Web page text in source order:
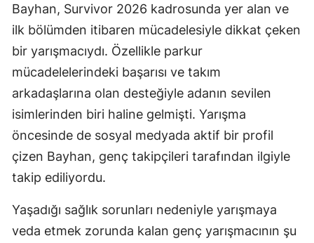
Bayhan, Survivor 2026 kadrosunda yer alan ve
ilk bölümden itibaren mücadelesiyle dikkat çeken
bir yarışmacıydı. Özellikle parkur
mücadelelerindeki başarısı ve takım
arkadaşlarına olan desteğiyle adanın sevilen
isimlerinden biri haline gelmişti. Yarışma
öncesinde de sosyal medyada aktif bir profil
çizen Bayhan, genç takipçileri tarafından ilgiyle
takip ediliyordu.
Yaşadığı sağlık sorunları nedeniyle yarışmaya
veda etmek zorunda kalan genç yarışmacının şu